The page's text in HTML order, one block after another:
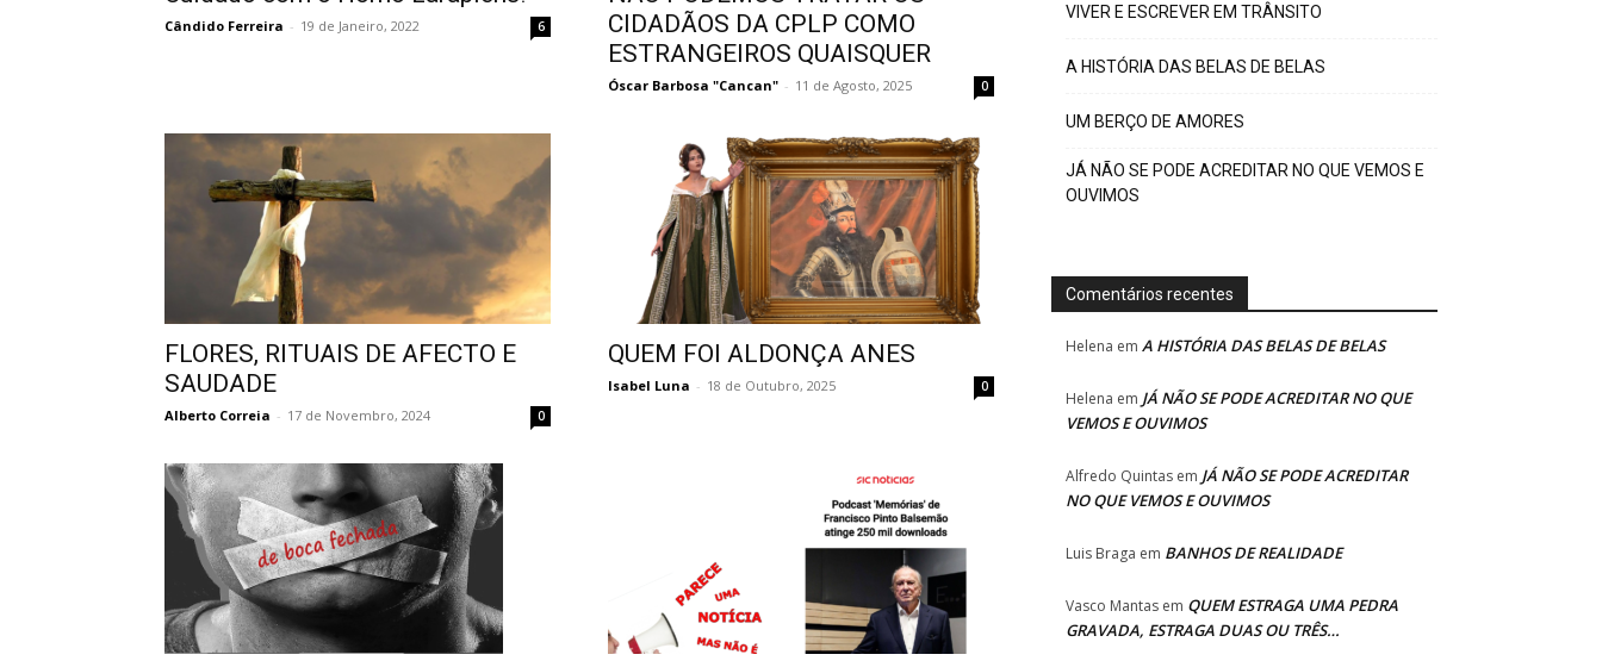
Cândido Ferreira - 19 de Janeiro, 2022 6
CIDADÃOS DA CPLP COMO
ESTRANGEIROS QUAISQUER
Óscar Barbosa "Cancan" - 11 de Agosto, 2025 0
FLORES, RITUAIS DE AFECTO E
SAUDADE
Alberto Correia - 17 de Novembro, 2024 0
QUEM FOI ALDONÇA ANES
Isabel Luna - 18 de Outubro, 2025 0
VIVER E ESCREVER EM TRÂNSITO
A HISTÓRIA DAS BELAS DE BELAS
UM BERÇO DE AMORES
JÁ NÃO SE PODE ACREDITAR NO QUE VEMOS E
OUVIMOS
Comentários recentes
Helena em A HISTÓRIA DAS BELAS DE BELAS
Helena em JÁ NÃO SE PODE ACREDITAR NO QUE
VEMOS E OUVIMOS
Alfredo Quintas em JÁ NÃO SE PODE ACREDITAR
NO QUE VEMOS E OUVIMOS
Luis Braga em BANHOS DE REALIDADE
Vasco Mantas em QUEM ESTRAGA UMA PEDRA
GRAVADA, ESTRAGA DUAS OU TRÊS…